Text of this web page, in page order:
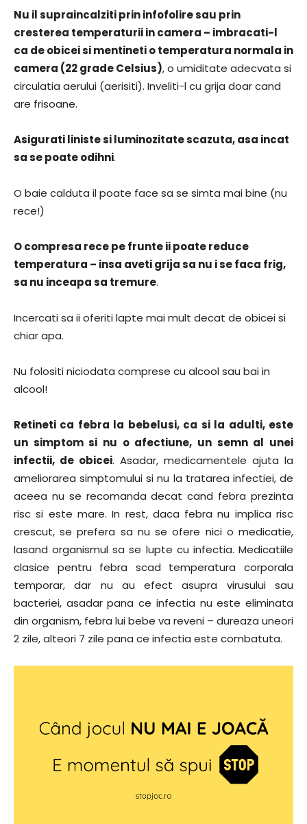
Nu il supraincalziti prin infofolire sau prin
cresterea temperaturii in camera – imbracati-l
ca de obicei si mentineti o temperatura normala in
camera (22 grade Celsius), o umiditate adecvata si
circulatia aerului (aerisiti). Inveliti-l cu grija doar cand
are frisoane.
Asigurati liniste si luminozitate scazuta, asa incat
sa se poate odihni.
O baie calduta il poate face sa se simta mai bine (nu
rece!)
O compresa rece pe frunte ii poate reduce
temperatura – insa aveti grija sa nu i se faca frig,
sa nu inceapa sa tremure.
Incercati sa ii oferiti lapte mai mult decat de obicei si
chiar apa.
Nu folositi niciodata comprese cu alcool sau bai in
alcool!
Retineti ca febra la bebelusi, ca si la adulti, este
un simptom si nu o afectiune, un semn al unei
infectii, de obicei. Asadar, medicamentele ajuta la
ameliorarea simptomului si nu la tratarea infectiei, de
aceea nu se recomanda decat cand febra prezinta
risc si este mare. In rest, daca febra nu implica risc
crescut, se prefera sa nu se ofere nici o medicatie,
lasand organismul sa se lupte cu infectia. Medicatiile
clasice pentru febra scad temperatura corporala
temporar, dar nu au efect asupra virusului sau
bacteriei, asadar pana ce infectia nu este eliminata
din organism, febra lui bebe va reveni – dureaza uneori
2 zile, alteori 7 zile pana ce infectia este combatuta.